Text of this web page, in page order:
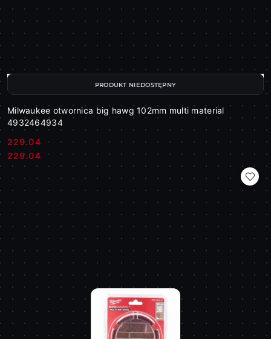
Milwaukee otwornica big hawg 102mm multi material
4932464934
Cena:
229.04
Cena:
229.04
PRODUKT NIEDOSTĘPNY